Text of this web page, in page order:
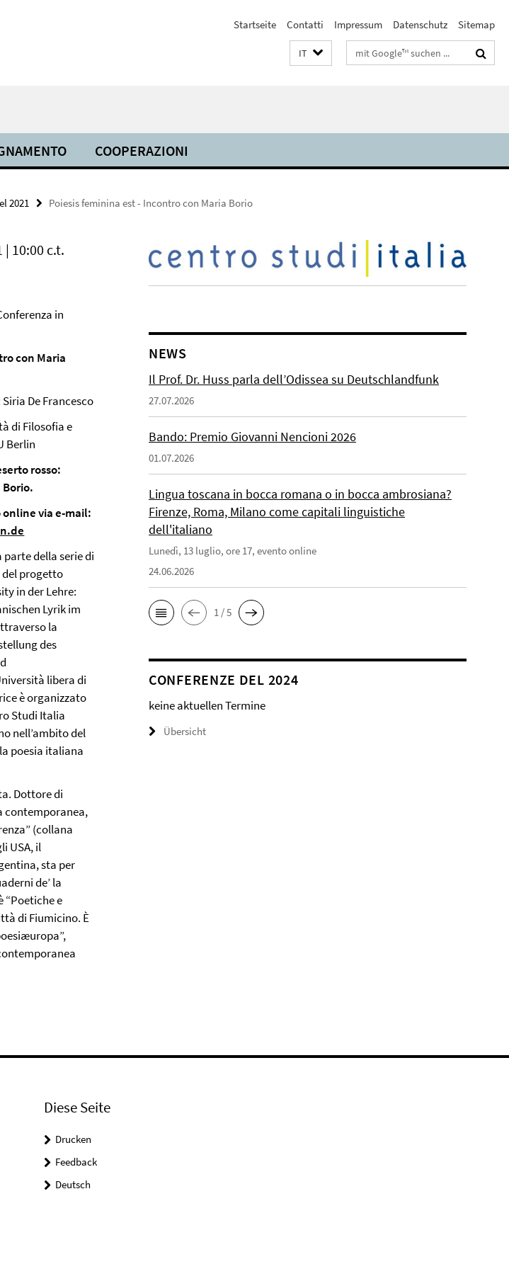
Startseite Contatti Impressum Datenschutz Sitemap
IT Suchbegriffe
COOPERAZIONI
2021 Poiesis feminina est - Incontro con Maria Borio
| 10:00 c.t.
in
con Maria
De Francesco
di Filosofia e
Berlin
rosso:
via e-mail:
parte della serie di
del progetto
in der Lehre:
Lyrik im
la
des
libera di
è organizzato
Studi Italia
nell’ambito del
poesia italiana
Dottore di
contemporanea,
(collana
USA, il
sta per
de’ la
“Poetiche e
di Fiumicino. È
NEWS
Il Prof. Dr. Huss parla dell’Odissea su Deutschlandfunk
27.07.2026
Bando: Premio Giovanni Nencioni 2026
01.07.2026
Lingua toscana in bocca romana o in bocca ambrosiana?
Firenze, Roma, Milano come capitali linguistiche
dell'italiano
Lunedì, 13 luglio, ore 17, evento online
24.06.2026
1 / 5
CONFERENZE DEL 2024
keine aktuellen Termine
Übersicht
Diese Seite
Drucken
Feedback
Deutsch